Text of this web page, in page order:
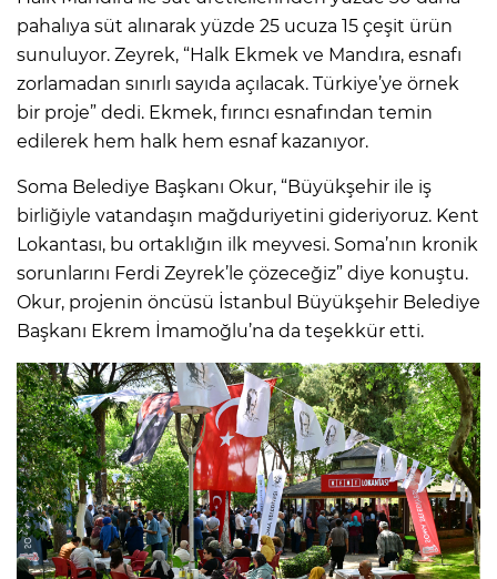
pahalıya süt alınarak yüzde 25 ucuza 15 çeşit ürün
sunuluyor. Zeyrek, “Halk Ekmek ve Mandıra, esnafı
zorlamadan sınırlı sayıda açılacak. Türkiye’ye örnek
bir proje” dedi. Ekmek, fırıncı esnafından temin
edilerek hem halk hem esnaf kazanıyor.
Soma Belediye Başkanı Okur, “Büyükşehir ile iş
birliğiyle vatandaşın mağduriyetini gideriyoruz. Kent
Lokantası, bu ortaklığın ilk meyvesi. Soma’nın kronik
sorunlarını Ferdi Zeyrek’le çözeceğiz” diye konuştu.
Okur, projenin öncüsü İstanbul Büyükşehir Belediye
Başkanı Ekrem İmamoğlu’na da teşekkür etti.